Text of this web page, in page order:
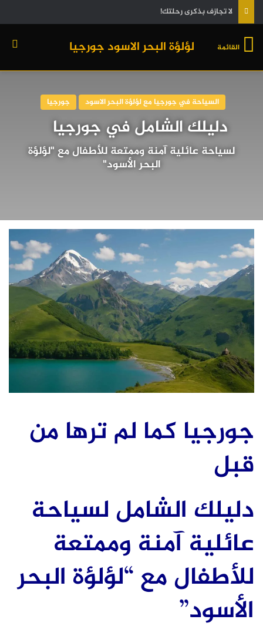
من المطار إلى المطار: دليلك الشامل لاستكشاف جورجيا
لؤلؤة البحر الاسود جورجيا القائمة
السياحة في جورجيا مع لؤلؤة البحر الاسود جورجيا
دليلك الشامل في جورجيا
لسياحة عائلية آمنة وممتعة للأطفال مع "لؤلؤة
البحر الأسود"
جورجيا كما لم ترها من
قبل
دليلك الشامل لسياحة
عائلية آمنة وممتعة
للأطفال مع “لؤلؤة البحر
الأسود”